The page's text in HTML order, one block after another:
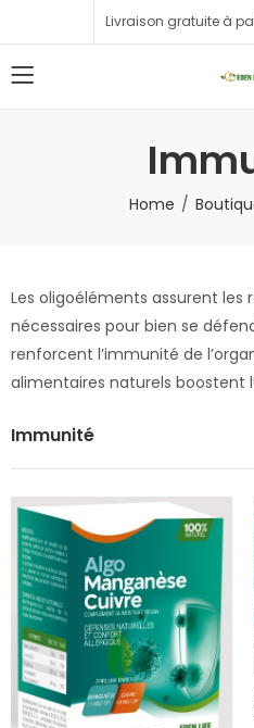
Livraison gratuite à
Home
Les oligoéléments assurent les
nécessaires pour bien se
renforcent l’immunité de
alimentaires naturels boostent
Immunité